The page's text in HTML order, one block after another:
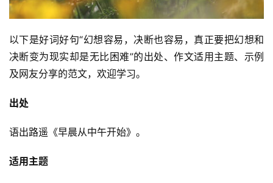
以下是好词好句“幻想容易，决断也容易，真正要把幻想和
决断变为现实却是无比困难”的出处、作文适用主题、示例
及网友分享的范文，欢迎学习。
出处
语出路遥《早晨从中午开始》。
适用主题